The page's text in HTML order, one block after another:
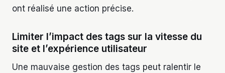
ont réalisé une action précise.
Limiter l’impact des tags sur la vitesse du
site et l’expérience utilisateur
Une mauvaise gestion des tags peut ralentir le